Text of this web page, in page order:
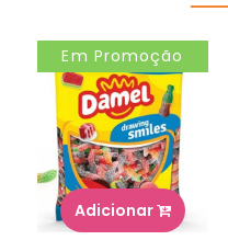
Em Promoção
Adicionar